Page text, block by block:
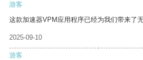
游客
这款加速器VPM应用程序已经为我们带来了
2025-09-10
游客